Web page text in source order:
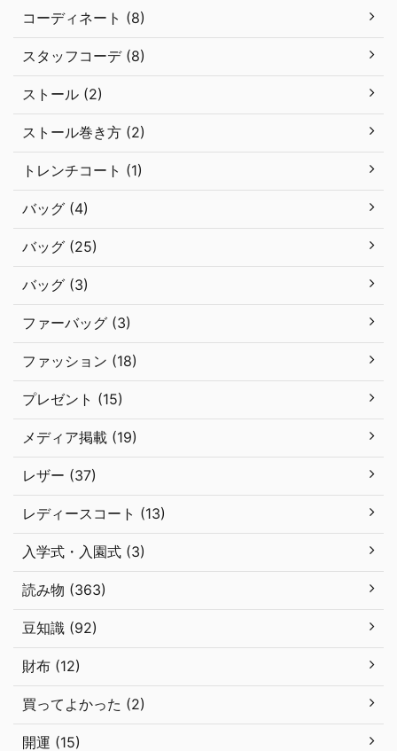
コーディネート (8)
スタッフコーデ (8)
ストール (2)
ストール巻き方 (2)
トレンチコート (1)
バッグ (4)
バッグ (25)
バッグ (3)
ファーバッグ (3)
ファッション (18)
プレゼント (15)
メディア掲載 (19)
レザー (37)
レディースコート (13)
入学式・入園式 (3)
読み物 (363)
豆知識 (92)
財布 (12)
買ってよかった (2)
開運 (15)